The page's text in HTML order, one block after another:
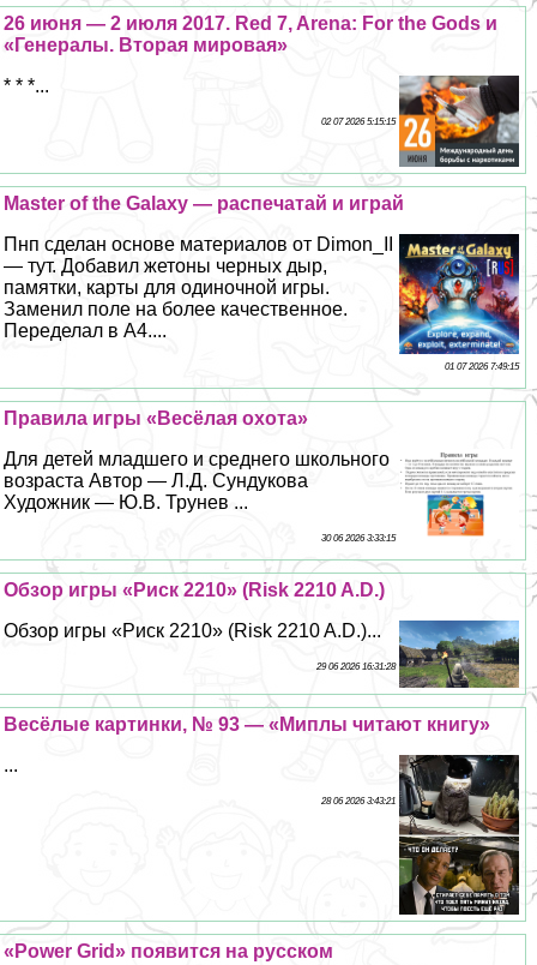
26 июня — 2 июля 2017. Red 7, Arena: For the Gods и
«Генералы. Вторая мировая»
* * *...
02 07 2026 5:15:15
Master of the Galaxy — распечатай и играй
Пнп сделан основе материалов от Dimon_II
— тут. Добавил жетоны черных дыр,
памятки, карты для одиночной игры.
Заменил поле на более качественное.
Переделал в А4....
01 07 2026 7:49:15
Правила игры «Весёлая охота»
Для детей младшего и среднего школьного
возраста Автор — Л.Д. Сундукова
Художник — Ю.В. Трунев ...
30 06 2026 3:33:15
Обзор игры «Риск 2210» (Risk 2210 A.D.)
Обзор игры «Риск 2210» (Risk 2210 A.D.)...
29 06 2026 16:31:28
Весёлые картинки, № 93 — «Миплы читают книгу»
...
28 06 2026 3:43:21
«Power Grid» появится на русском